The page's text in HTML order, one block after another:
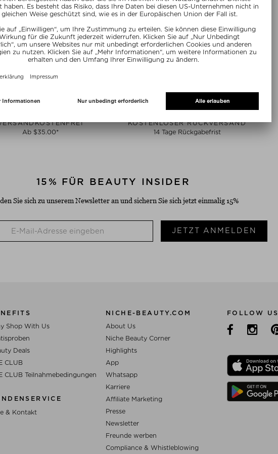
SUMMER20 SUMMER20
Ab $‌35.00*
KOSTENLOSER RÜCKVERSAND
14 Tage Rückgabefrist
15% FÜR BEAUTY INSIDER
Sie sich zu unserem Newsletter an und sichern Sie sich jetzt einmalig 15%
JETZT ANMELDEN
Shop With Us
Deals
CLUB
CLUB Teilnahmebedingungen
& Kontakt
NICHE-BEAUTY.COM
About Us
Niche Beauty Corner
Highlights
App
Whatsapp
Karriere
Affiliate Marketing
Presse
Newsletter
Freunde werben
Compliance & Whistleblowing
FOLLOW US